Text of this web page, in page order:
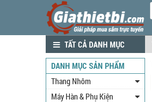
TẤT CẢ DANH MỤC
DANH MỤC SẢN PHẨM
Thang Nhôm
Máy Hàn & Phụ Kiện